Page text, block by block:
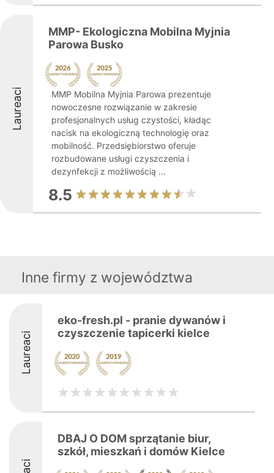
Laureaci
MMP- Ekologiczna Mobilna Myjnia
Parowa Busko
MMP Mobilna Myjnia Parowa prezentuje
nowoczesne rozwiązanie w zakresie
profesjonalnych usług czystości, kładąc
nacisk na ekologiczną technologię oraz
mobilność. Przedsiębiorstwo oferuje
rozbudowane usługi czyszczenia i
dezynfekcji z możliwością ...
8.5
Inne firmy z województwa
Laureaci
eko-fresh.pl - pranie dywanów i
czyszczenie tapicerki kielce
DBAJ O DOM sprzątanie biur,
szkół, mieszkań i domów Kielce